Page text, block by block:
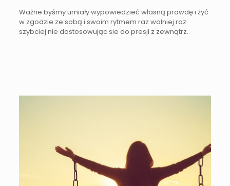
Ważne byśmy umiały wypowiedzieć własną prawdę i żyć
w zgodzie ze sobą i swoim rytmem raz wolniej raz
szybciej nie dostosowując sie do presji z zewnątrz.